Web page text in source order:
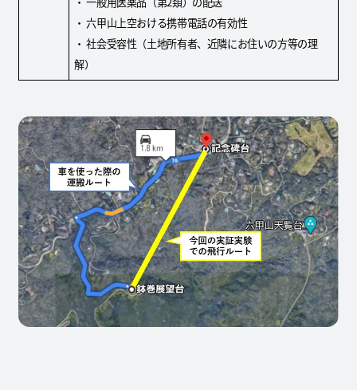
・ 六甲山上空おける携帯電話の有効性
・ 社会受容性（土地所有者、近隣にお住いの方等の理
解）